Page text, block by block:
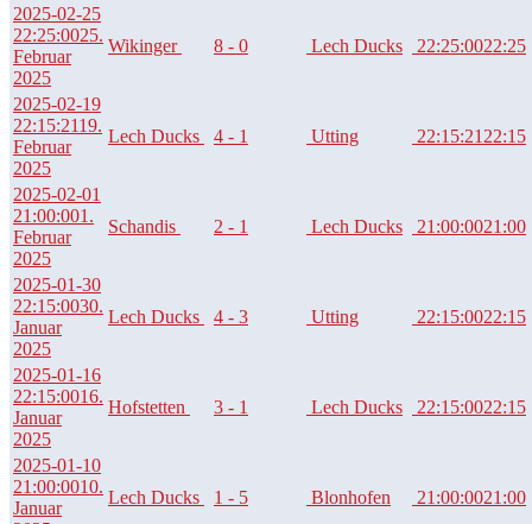
2025-02-25
22:25:0025.
Februar
2025
Wikinger 8 - 0 Lech Ducks 22:25:0022:25
2025-02-19
22:15:2119.
Februar
2025
Lech Ducks 4 - 1 Utting 22:15:21 22:15
2025-02-01
21:00:001.
Februar
2025
Schandis 2 - 1 Lech Ducks 21:00:0021:00
2025-01-30
22:15:0030.
Januar
2025
Lech Ducks 4 - 3 Utting 22:15:0022:15
2025-01-16
22:15:0016.
Januar
2025
Hofstetten 3 - 1 Lech Ducks 22:15:0022:15
2025-01-10
21:00:0010.
Januar
Lech Ducks 1 - 5 Blonhofen 21:00:0021:00